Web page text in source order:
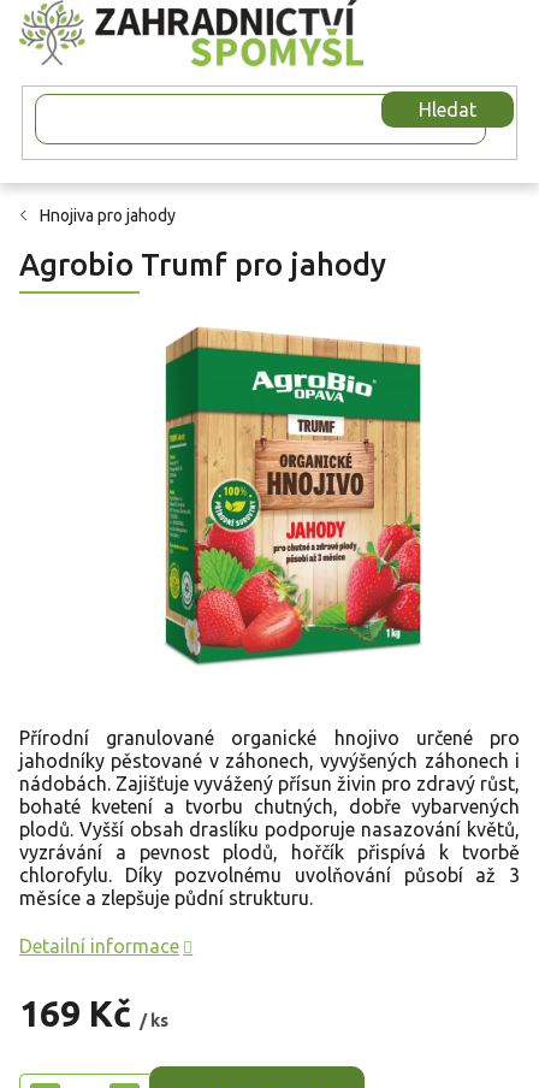
Přejít
na
obsah
Hledat
Hnojiva pro jahody
Agrobio Trumf pro jahody
169 Kč / ks
cena:
Přírodní granulované organické hnojivo určené pro
jahodníky pěstované v záhonech, vyvýšených záhonech i
nádobách. Zajišťuje vyvážený přísun živin pro zdravý růst,
bohaté kvetení a tvorbu chutných, dobře vybarvených
plodů. Vyšší obsah draslíku podporuje nasazování květů,
vyzrávání a pevnost plodů, hořčík přispívá k tvorbě
chlorofylu. Díky pozvolnému uvolňování působí až 3
měsíce a zlepšuje půdní strukturu.
Detailní informace